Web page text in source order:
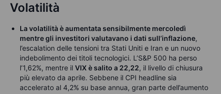
Volatilità
La volatilità è aumentata sensibilmente mercoledì
mentre gli investitori valutavano i dati sull’inflazione,
l’escalation delle tensioni tra Stati Uniti e Iran e un nuovo
indebolimento dei titoli tecnologici. L’S&P 500 ha perso
l’1,62%, mentre il VIX è salito a 22,22, il livello di chiusura
più elevato da aprile. Sebbene il CPI headline sia
accelerato al 4,2% su base annua, gran parte dell’aumento